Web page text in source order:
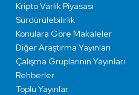
Kripto Varlık Piyasası
Sürdürülebilirlik
Konulara Göre Makaleler
Diğer Araştırma Yayınları
Çalışma Gruplarının Yayınları
Rehberler
Toplu Yayınlar